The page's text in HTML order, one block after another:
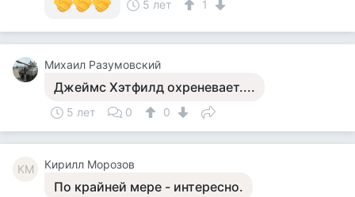
5 лет
1
Михаил Разумовский
Джеймс Хэтфилд охреневает....
5 лет 0 0
КМ Кирилл Морозов
По крайней мере - интересно.